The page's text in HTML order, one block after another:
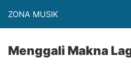
ZONA MUSIK
Menggali Makna